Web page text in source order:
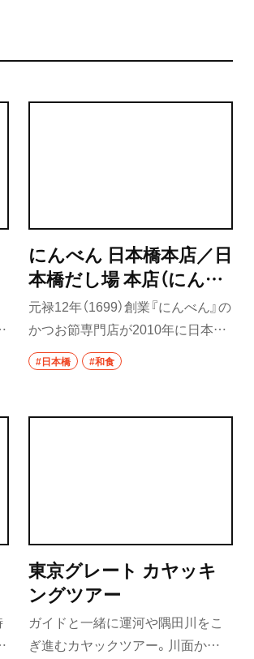
にんべん 日本橋本店／日
本橋だし場 本店（にんべ
ん にほんばしほんてん
／にほんばしだしば ほ
んてん）
元禄12年（1699）創業『にんべん』の
かつお節専門店が2010年に日本橋
「コレド室町1」に開店。複数の製造
地のかつお節をはじめ、だし商品や
バー『日本橋だし場 本店』ではかつ
#日本橋 #和食
東京グレート カヤッキ
ングツアー
ガイドと一緒に運河や隅田川をこ
ぎ進むカヤックツアー。川面から